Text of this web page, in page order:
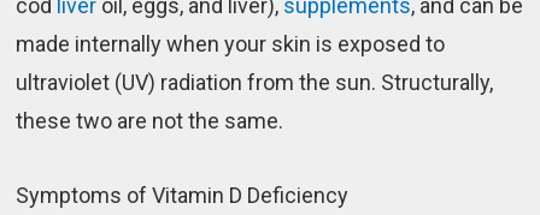
cod liver oil, eggs, and liver), supplements, and can be
made internally when your skin is exposed to
ultraviolet (UV) radiation from the sun. Structurally,
these two are not the same.
Symptoms of Vitamin D Deficiency